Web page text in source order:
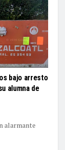
bajo arresto
alumna de
alarmante